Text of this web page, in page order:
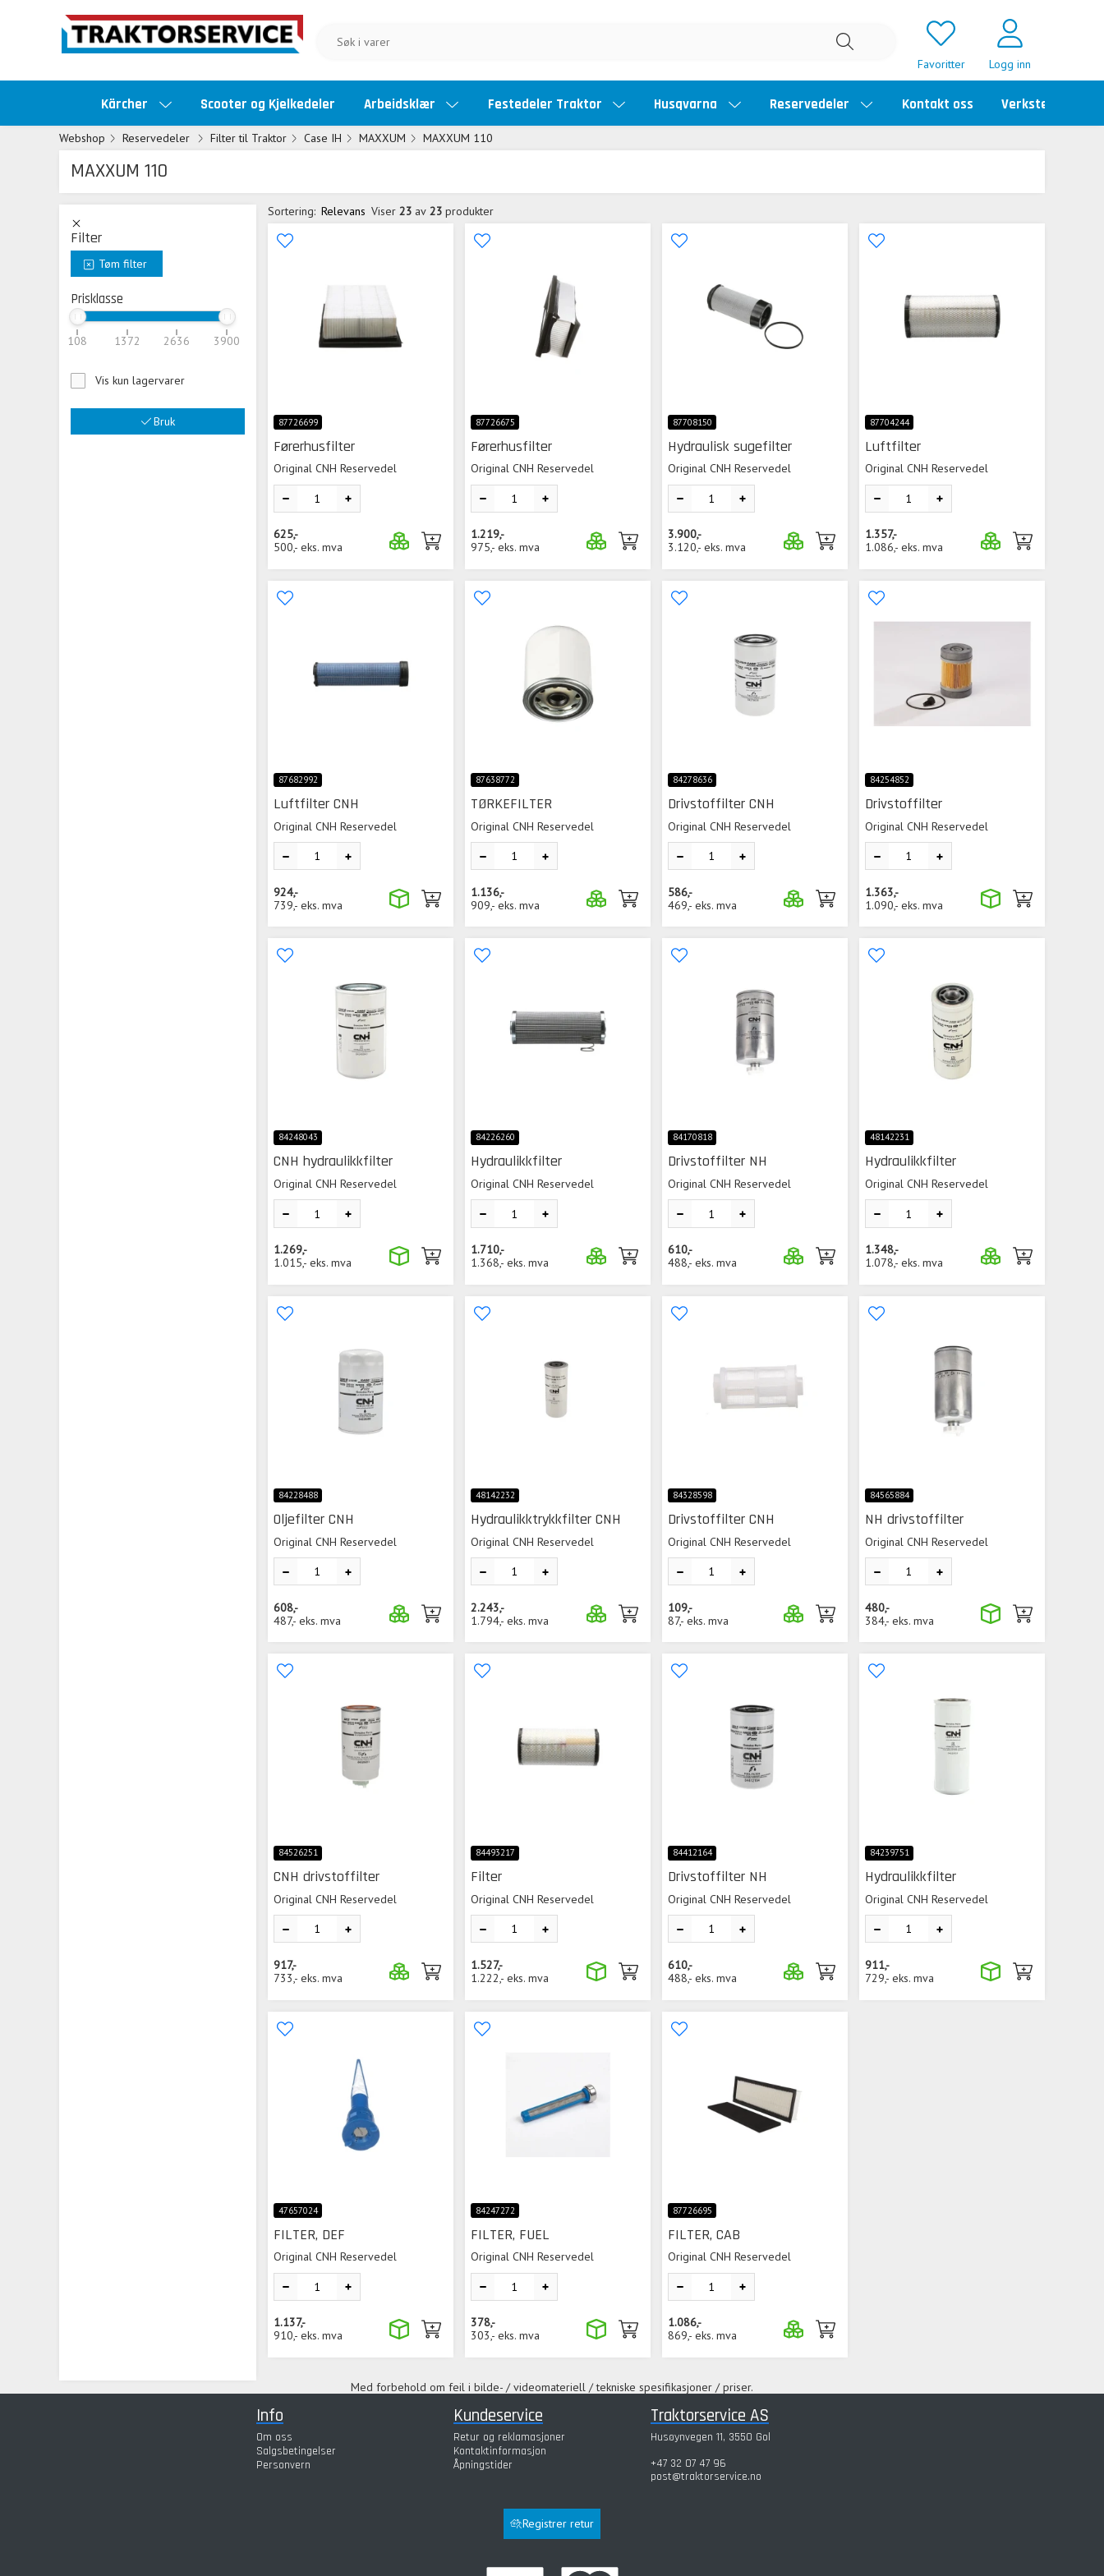
Favoritter Logg inn
Kärcher Scooter og Kjelkedeler Arbeidsklær Festedeler Traktor Husqvarna Reservedeler Kontakt oss Verkstedtime
Webshop Reservedeler Filter til Traktor Case IH MAXXUM MAXXUM 110
MAXXUM 110
Filter
Tøm filter
Prisklasse
108 1372 2636 3900
Vis kun lagervarer
Bruk
Sortering: Relevans Viser 23 av 23 produkter
87726699
Førerhusfilter
Original CNH Reservedel
625,-
500,- eks. mva
87726675
Førerhusfilter
Original CNH Reservedel
1.219,-
975,- eks. mva
87708150
Hydraulisk sugefilter
Original CNH Reservedel
3.900,-
3.120,- eks. mva
87704244
Luftfilter
Original CNH Reservedel
1.357,-
1.086,- eks. mva
87682992
Luftfilter CNH
Original CNH Reservedel
924,-
739,- eks. mva
87638772
TØRKEFILTER
Original CNH Reservedel
1.136,-
909,- eks. mva
84278636
Drivstoffilter CNH
Original CNH Reservedel
586,-
469,- eks. mva
84254852
Drivstoffilter
Original CNH Reservedel
1.363,-
1.090,- eks. mva
84248043
CNH hydraulikkfilter
Original CNH Reservedel
1.269,-
1.015,- eks. mva
84226260
Hydraulikkfilter
Original CNH Reservedel
1.710,-
1.368,- eks. mva
84170818
Drivstoffilter NH
Original CNH Reservedel
610,-
488,- eks. mva
48142231
Hydraulikkfilter
Original CNH Reservedel
1.348,-
1.078,- eks. mva
84228488
Oljefilter CNH
Original CNH Reservedel
608,-
487,- eks. mva
48142232
Hydraulikktrykkfilter CNH
Original CNH Reservedel
2.243,-
1.794,- eks. mva
84328598
Drivstoffilter CNH
Original CNH Reservedel
109,-
87,- eks. mva
84565884
NH drivstoffilter
Original CNH Reservedel
480,-
384,- eks. mva
84526251
CNH drivstoffilter
Original CNH Reservedel
917,-
733,- eks. mva
84493217
Filter
Original CNH Reservedel
1.527,-
1.222,- eks. mva
84412164
Drivstoffilter NH
Original CNH Reservedel
610,-
488,- eks. mva
84239751
Hydraulikkfilter
Original CNH Reservedel
911,-
729,- eks. mva
47657024
FILTER, DEF
Original CNH Reservedel
1.137,-
910,- eks. mva
84247272
FILTER, FUEL
Original CNH Reservedel
378,-
303,- eks. mva
87726695
FILTER, CAB
Original CNH Reservedel
1.086,-
869,- eks. mva
Med forbehold om feil i bilde- / videomateriell / tekniske spesifikasjoner / priser.
Info
Om oss
Salgsbetingelser
Personvern
Kundeservice
Retur og reklamasjoner
Kontaktinformasjon
Åpningstider
Traktorservice AS
Husøynvegen 11, 3550 Gol
+47 32 07 47 96
post@traktorservice.no
Registrer retur